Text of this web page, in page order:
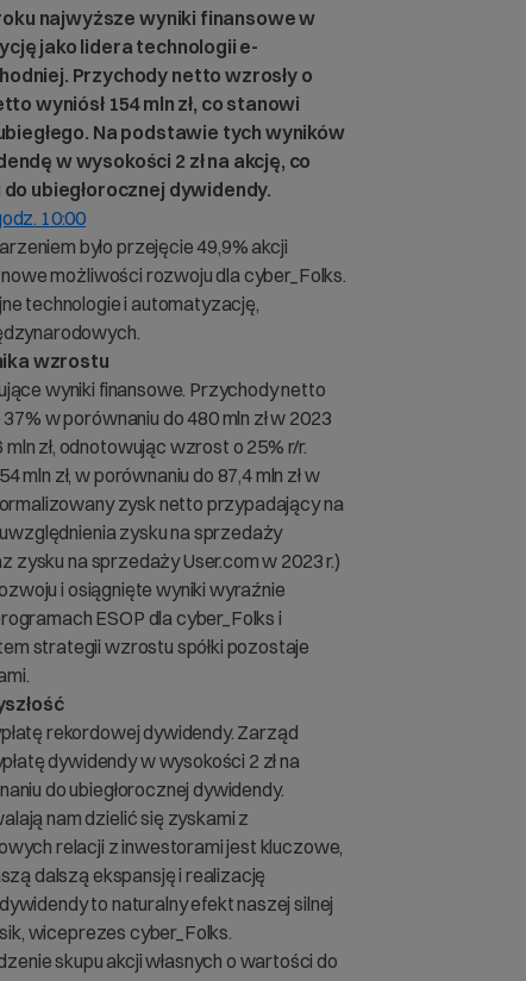
najwyższe wyniki finansowe w
jako lidera technologii e-
Przychody netto wzrosły o
wyniósł 154 mln zł, co stanowi
Na podstawie tych wyników
w wysokości 2 zł na akcję, co
ubiegłorocznej dywidendy.
10:00
było przejęcie 49,9% akcji
nowe możliwości rozwoju dla cyber_Folks.
technologie i automatyzację,
wzrostu
wyniki finansowe. Przychody netto
w porównaniu do 480 mln zł w 2023
zł, odnotowując wzrost o 25% r/r.
mln zł, w porównaniu do 87,4 mln zł w
zysk netto przypadający na
zysku na sprzedaży
zysku na sprzedaży User.com w 2023 r.)
i osiągnięte wyniki wyraźnie
ESOP dla cyber_Folks i
strategii wzrostu spółki pozostaje
rekordowej dywidendy. Zarząd
dywidendy w wysokości 2 zł na
do ubiegłorocznej dywidendy.
nam dzielić się zyskami z
relacji z inwestorami jest kluczowe,
dalszą ekspansję i realizację
to naturalny efekt naszej silnej
wiceprezes cyber_Folks.
skupu akcji własnych o wartości do